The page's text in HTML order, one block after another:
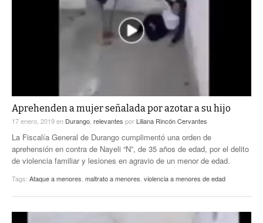
Aprehenden a mujer señalada por azotar a su hijo
17 enero, 2019en Durango relevantes por Liliana Rincón Cervantes
La Fiscalía General de Durango cumplimentó una orden de
aprehensión en contra de Nayeli “N”, de 35 años de edad, por el delito
de violencia familiar y lesiones en agravio de un menor de edad.
Tags: Ataque a menores maltrato a menores violencia a menores de edad